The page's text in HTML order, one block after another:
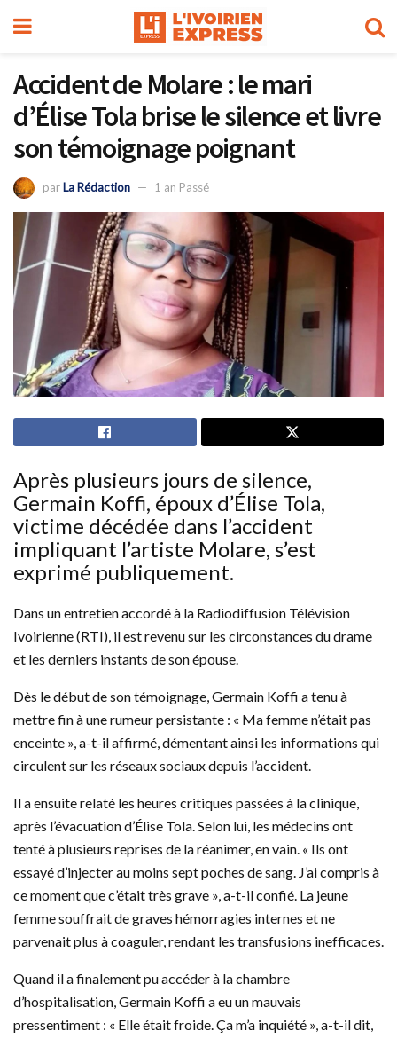
Accident de Molare : le mari
d’Élise Tola brise le silence et livre
son témoignage poignant
parLa Rédaction 1 an Passé
Après plusieurs jours de silence,
Germain Koffi, époux d’Élise Tola,
victime décédée dans l’accident
impliquant l’artiste Molare, s’est
exprimé publiquement.
Dans un entretien accordé à la Radiodiffusion Télévision
Ivoirienne (RTI), il est revenu sur les circonstances du drame
et les derniers instants de son épouse.
Dès le début de son témoignage, Germain Koffi a tenu à
mettre fin à une rumeur persistante : « Ma femme n’était pas
enceinte », a-t-il affirmé, démentant ainsi les informations qui
circulent sur les réseaux sociaux depuis l’accident.
Il a ensuite relaté les heures critiques passées à la clinique,
après l’évacuation d’Élise Tola. Selon lui, les médecins ont
tenté à plusieurs reprises de la réanimer, en vain. « Ils ont
essayé d’injecter au moins sept poches de sang. J’ai compris à
ce moment que c’était très grave », a-t-il confié. La jeune
femme souffrait de graves hémorragies internes et ne
parvenait plus à coaguler, rendant les transfusions inefficaces.
Quand il a finalement pu accéder à la chambre
d’hospitalisation, Germain Koffi a eu un mauvais
pressentiment : « Elle était froide. Ça m’a inquiété », a-t-il dit,